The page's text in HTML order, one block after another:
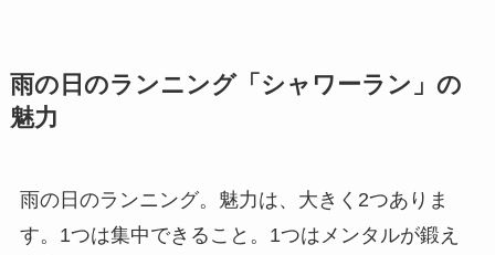
雨の日のランニング「シャワーラン」の
魅力
雨の日のランニング。魅力は、大きく2つありま
す。1つは集中できること。1つはメンタルが鍛え